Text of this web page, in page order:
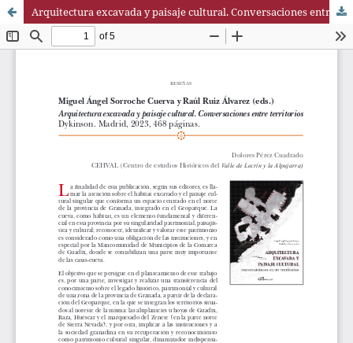
Arquitectura excavada y paisaje cultural. Conversaciones entre territorios